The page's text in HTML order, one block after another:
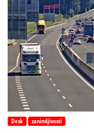
Desk zanimljivosti